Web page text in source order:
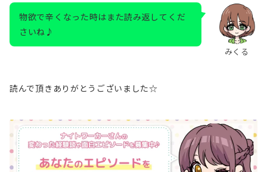
みくる
物欲で辛くなった時はまた読み返してくだ
さいね♪
読んで頂きありがとうございました☆